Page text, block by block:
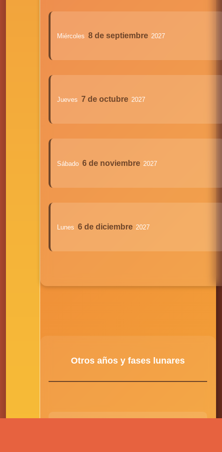
Miércoles 8 de septiembre 2027
Jueves 7 de octubre 2027
Sábado 6 de noviembre 2027
Lunes 6 de diciembre 2027
Otros años y fases lunares